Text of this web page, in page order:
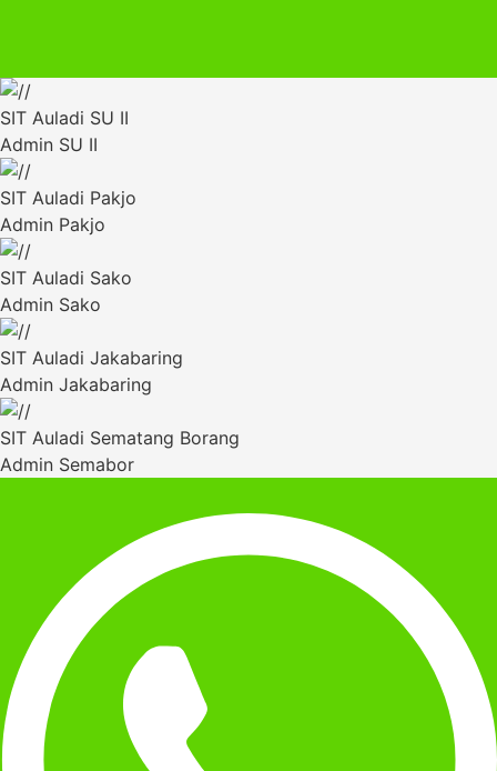
SIT Auladi SU II
Admin SU II
SIT Auladi Pakjo
Admin Pakjo
SIT Auladi Sako
Admin Sako
SIT Auladi Jakabaring
Admin Jakabaring
SIT Auladi Sematang Borang
Admin Semabor